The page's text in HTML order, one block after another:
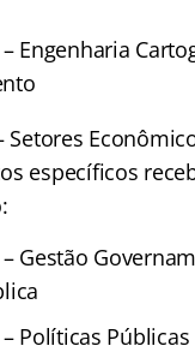
Engenharia
Setores
específicos
Gestão
Políticas